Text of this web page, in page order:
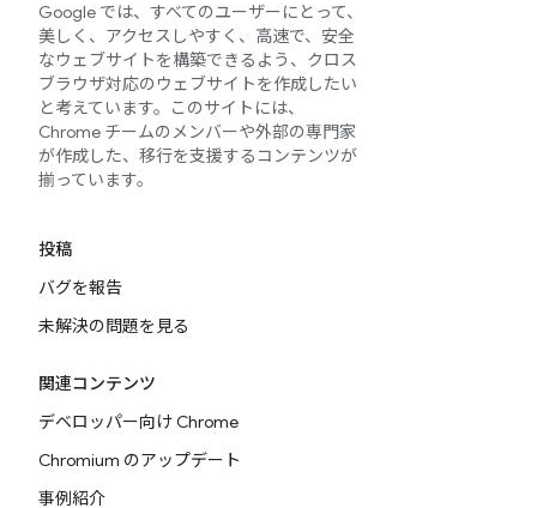
Google では、すべてのユーザーにとって、
美しく、アクセスしやすく、高速で、安全
なウェブサイトを構築できるよう、クロス
ブラウザ対応のウェブサイトを作成したい
と考えています。このサイトには、
Chrome チームのメンバーや外部の専門家
が作成した、移行を支援するコンテンツが
揃っています。
投稿
バグを報告
未解決の問題を見る
関連コンテンツ
デベロッパー向け Chrome
Chromium のアップデート
事例紹介